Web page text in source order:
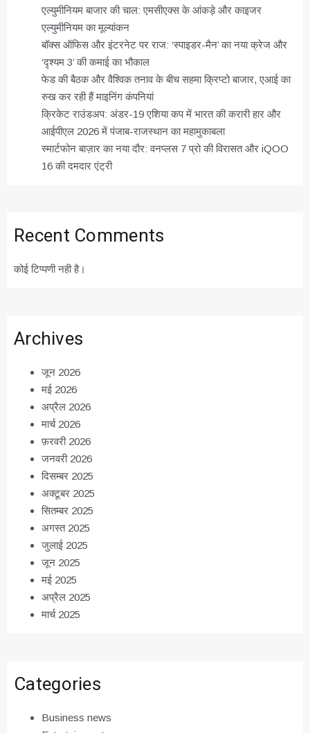
एल्युमीनियम बाजार की चाल: एमसीएक्स के आंकड़े और काइजर
एल्युमीनियम का मूल्यांकन
बॉक्स ऑफिस और इंटरनेट पर राज: ‘स्पाइडर-मैन’ का नया क्रेज और
‘दृश्यम 3’ की कमाई का भौकाल
फेड की बैठक और वैश्विक तनाव के बीच सहमा क्रिप्टो बाजार, एआई का
रुख कर रही हैं माइनिंग कंपनियां
क्रिकेट राउंडअप: अंडर-19 एशिया कप में भारत की करारी हार और
आईपीएल 2026 में पंजाब-राजस्थान का महामुकाबला
स्मार्टफोन बाज़ार का नया दौर: वनप्लस 7 प्रो की विरासत और iQOO
16 की दमदार एंट्री
Recent Comments
कोई टिप्पणी नही है।
Archives
जून 2026
मई 2026
अप्रैल 2026
मार्च 2026
फ़रवरी 2026
जनवरी 2026
दिसम्बर 2025
अक्टूबर 2025
सितम्बर 2025
अगस्त 2025
जुलाई 2025
जून 2025
मई 2025
अप्रैल 2025
मार्च 2025
Categories
Business news